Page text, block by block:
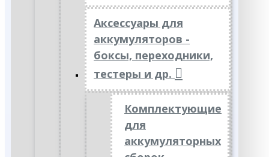
Аксессуары для
аккумуляторов -
боксы, переходники,
тестеры и др.
Комплектующие
для
аккумуляторных